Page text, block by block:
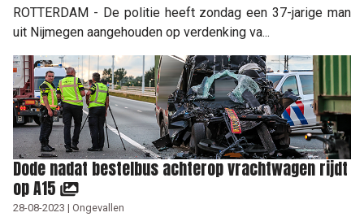
ROTTERDAM - De politie heeft zondag een 37-jarige man
uit Nijmegen aangehouden op verdenking va...
Dode nadat bestelbus achterop vrachtwagen rijdt
op A15
28-08-2023 | Ongevallen